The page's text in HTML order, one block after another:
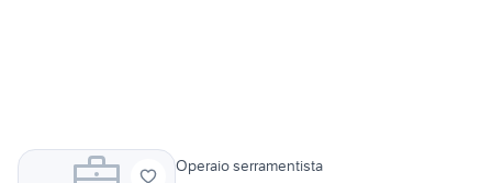
Operaio serramentista